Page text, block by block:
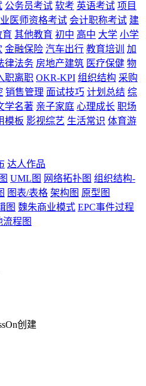
公务员考试 软考 英语考试 项目
医师资格考试 会计职称考试 建
育 其他教育 初中 高中 大学 小学
金融保险 汽车出行 教育培训
加
律法务 房地产建筑 医疗保健 物
职离职 OKR-KPI 组织结构 采购
销售管理 面试技巧 计划总结 综
学名著 亲子家庭 心理成长 职场
模板 影视综艺 生活常识 体育游
达人作品
UML图 网络拓扑图 组织结构-
图表/表格 架构图 原型图
图 魏朱商业模式 EPC事件过程
流程图
创建